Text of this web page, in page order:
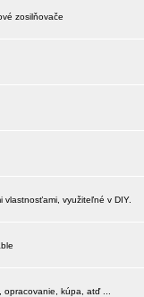
zosilňovače
vlastnosťami, využiteľné v DIY.
opracovanie, kúpa, atď ...